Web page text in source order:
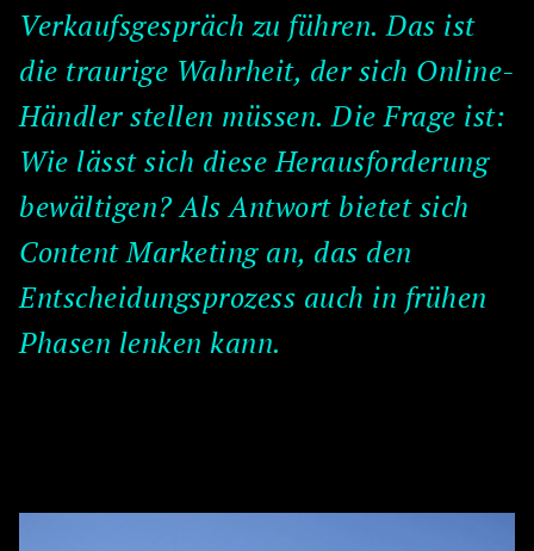
Verkaufsgespräch zu führen. Das ist
die traurige Wahrheit, der sich Online-
Händler stellen müssen. Die Frage ist:
Wie lässt sich diese Herausforderung
bewältigen? Als Antwort bietet sich
Content Marketing an, das den
Entscheidungsprozess auch in frühen
Phasen lenken kann.